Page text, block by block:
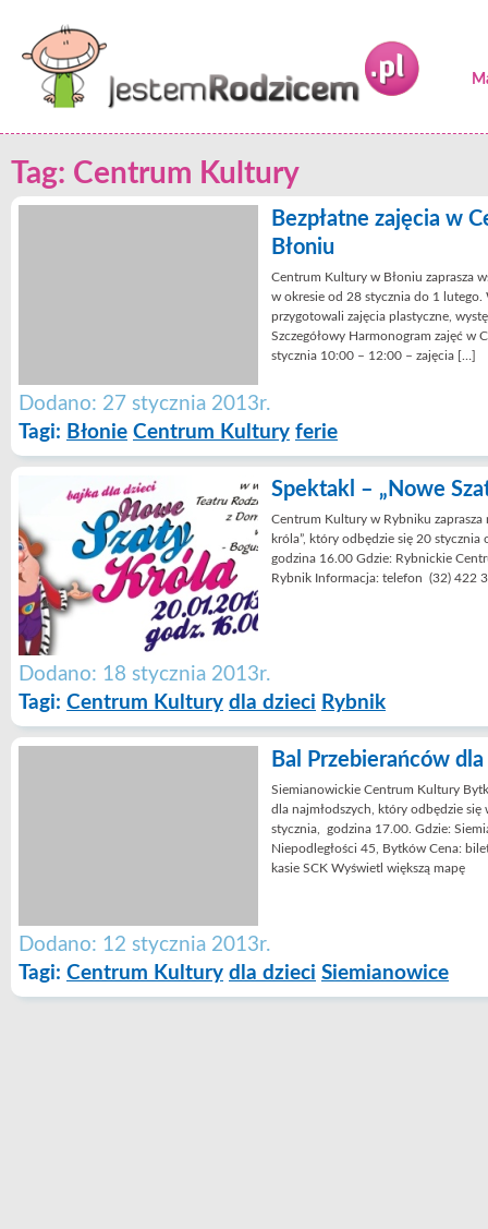
Tag: Centrum Kultury
Bezpłatne zajęcia w
Błoniu
Centrum Kultury w Błoniu zaprasza
w okresie od 28 stycznia do 1 lutego.
przygotowali zajęcia plastyczne,
Szczegółowy Harmonogram zajęć w
stycznia 10:00 – 12:00 – zajęcia […]
Dodano: 27 stycznia 2013r.
Tagi: Błonie Centrum Kultury ferie
Spektakl – „Nowe
Centrum Kultury w Rybniku zaprasza
króla”, który odbędzie się 20
godzina 16.00 Gdzie: Rybnickie
Rybnik Informacja: telefon (32) 422
Dodano: 18 stycznia 2013r.
Tagi: Centrum Kultury dla dzieci Rybnik
Bal Przebierańców
Siemianowickie Centrum Kultury
dla najmłodszych, który odbędzie
stycznia, godzina 17.00. Gdzie:
Niepodległości 45, Bytków Cena:
kasie SCK Wyświetl większą mapę
Dodano: 12 stycznia 2013r.
Tagi: Centrum Kultury dla dzieci Siemianowice